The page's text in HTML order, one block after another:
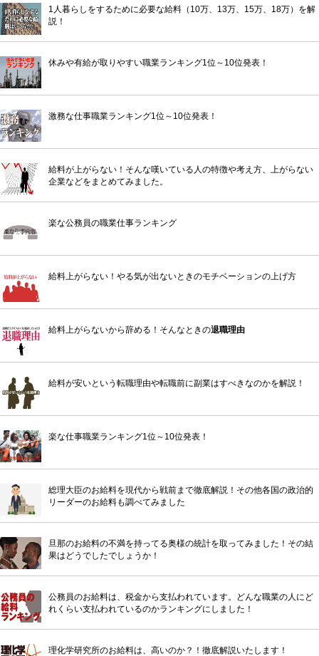
1人暮らしをするために必要な給料（10万、13万、15万、18万）を解
説！
休みや有給が取りやすい職業ランキング1位～10位発表！
激務な仕事職業ランキング1位～10位発表！
給料が上がらない！そんな嘆いている人の特徴や考え方、上がらない
企業などをまとめてみました。
楽な公務員の職業仕事ランキング
給料上がらない！やる気が出ないときのモチベーションの上げ方
給料上がらないから辞める！そんなときの退職理由
給料が安いという転職理由や転職前に副業はすべきなのかを解説！
楽な仕事職業ランキング1位～10位発表！
総理大臣のお給料を現代から戦前まで徹底解説！その他各国の政治的
リーダーのお給料も調べてみました
旦那のお給料の不満を持ってる奥様の統計を取ってみました！その結
果はどうでしたでしょうか！
公務員のお給料は、税金から支払われています。どんな職業の人にど
れくらい支払われているのかランキングにしました！
理化学研究所のお給料は、高いのか？！徹底解説いたします！